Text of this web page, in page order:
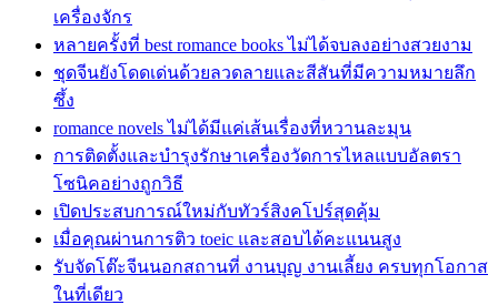
เครื่องจักร
หลายครั้งที่ best romance books ไม่ได้จบลงอย่างสวยงาม
ชุดจีนยังโดดเด่นด้วยลวดลายและสีสันที่มีความหมายลึก
ซึ้ง
romance novels ไม่ได้มีแค่เส้นเรื่องที่หวานละมุน
การติดตั้งและบำรุงรักษาเครื่องวัดการไหลแบบอัลตรา
โซนิคอย่างถูกวิธี
เปิดประสบการณ์ใหม่กับทัวร์สิงคโปร์สุดคุ้ม
เมื่อคุณผ่านการติว toeic และสอบได้คะแนนสูง
รับจัดโต๊ะจีนนอกสถานที่ งานบุญ งานเลี้ยง ครบทุกโอกาส
ในที่เดียว